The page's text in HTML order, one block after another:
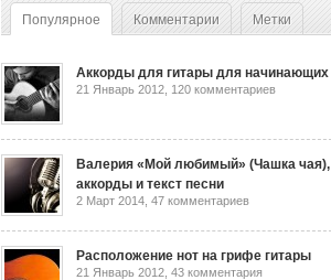
Популярное Комментарии Метки
Аккорды для гитары для начинающих
21 Январь 2012, 120 комментариев
Валерия «Мой любимый» (Чашка чая),
аккорды и текст песни
2 Март 2014, 47 комментариев
Расположение нот на грифе гитары
21 Январь 2012, 43 комментария